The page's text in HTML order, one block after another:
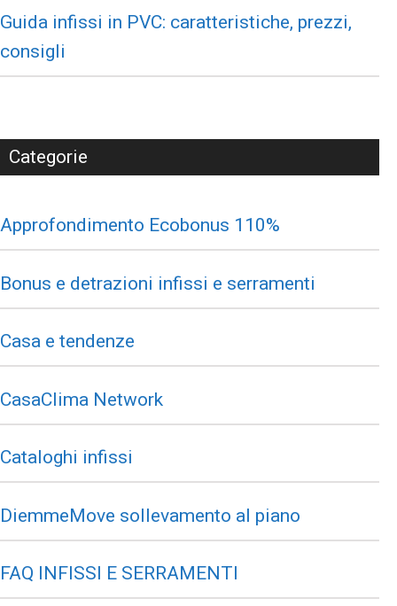
Guida infissi in PVC: caratteristiche, prezzi,
consigli
Categorie
Approfondimento Ecobonus 110%
Bonus e detrazioni infissi e serramenti
Casa e tendenze
CasaClima Network
Cataloghi infissi
DiemmeMove sollevamento al piano
FAQ INFISSI E SERRAMENTI